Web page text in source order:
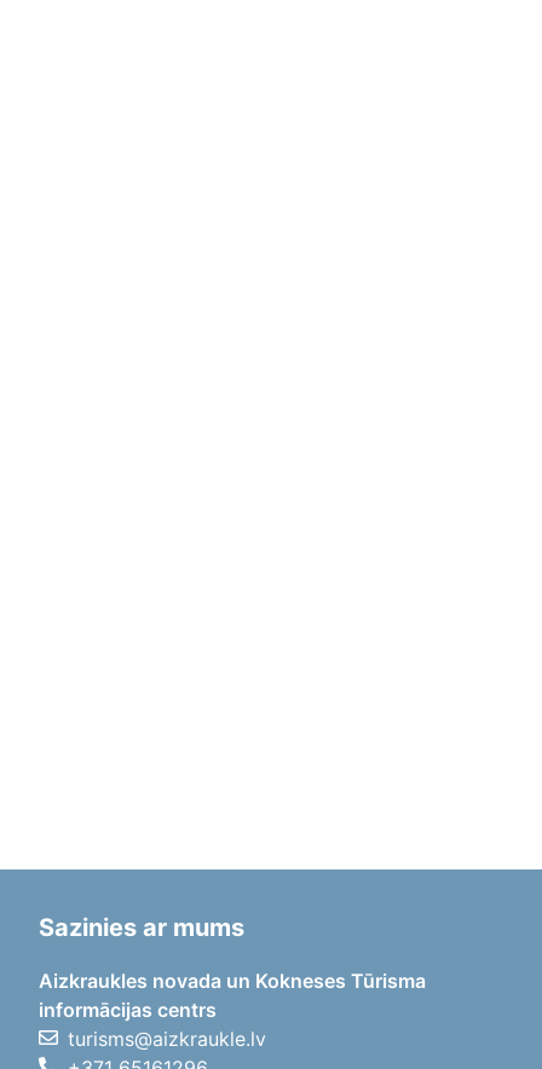
Sazinies ar mums
Aizkraukles novada un Kokneses Tūrisma
informācijas centrs
turisms@aizkraukle.lv